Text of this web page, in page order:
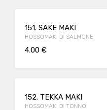
151. SAKE MAKI
HOSSOMAKI DI SALMONE
4.00 €
152. TEKKA MAKI
HOSSOMAKI DI TONNO